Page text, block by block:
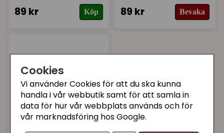
Cookies
Vi använder Cookies för att du ska kunna
handla i vår webbutik samt för att samla in
data för hur vår webbplats används och för
vår marknadsföring hos Google.
89 kr Köp 89 kr Bevaka